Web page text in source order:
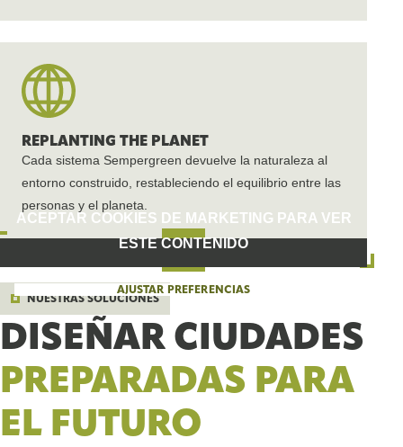
REPLANTING THE PLANET
Cada sistema Sempergreen devuelve la naturaleza al
entorno construido, restableciendo el equilibrio entre las
personas y el planeta.
ACEPTAR COOKIES DE MARKETING PARA VER
ESTE CONTENIDO
AJUSTAR PREFERENCIAS
NUESTRAS SOLUCIONES
DISEÑAR CIUDADES
PREPARADAS PARA
EL FUTURO